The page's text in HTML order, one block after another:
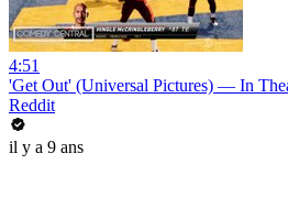
4:51
'Get Out' (Universal Pictures) — In
Reddit
il y a 9 ans